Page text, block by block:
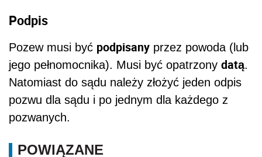
Podpis
Pozew musi być podpisany przez powoda (lub
jego pełnomocnika). Musi być opatrzony datą.
Natomiast do sądu należy złożyć jeden odpis
pozwu dla sądu i po jednym dla każdego z
pozwanych.
POWIĄZANE